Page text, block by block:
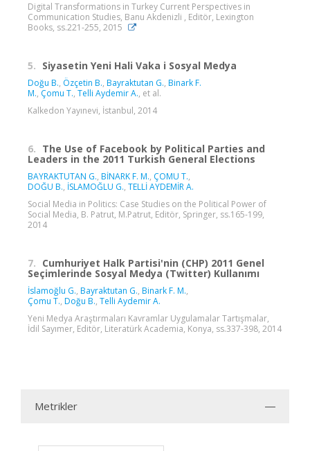
Digital Transformations in Turkey Current Perspectives in
Communication Studies, Banu Akdenizli , Editör, Lexington
Books, ss.221-255, 2015
5. Siyasetin Yeni Hali Vaka i Sosyal Medya
Doğu B., Özçetin B., Bayraktutan G., Binark F.
M., Çomu T., Telli Aydemir A., et al.
Kalkedon Yayınevi, İstanbul, 2014
6. The Use of Facebook by Political Parties and
Leaders in the 2011 Turkish General Elections
BAYRAKTUTAN G., BİNARK F. M., ÇOMU T.,
DOĞU B., İSLAMOĞLU G., TELLİ AYDEMİR A.
Social Media in Politics: Case Studies on the Political Power of
Social Media, B. Patrut, M.Patrut, Editör, Springer, ss.165-199,
2014
7. Cumhuriyet Halk Partisi'nin (CHP) 2011 Genel
Seçimlerinde Sosyal Medya (Twitter) Kullanımı
İslamoğlu G., Bayraktutan G., Binark F. M.,
Çomu T., Doğu B., Telli Aydemir A.
Yeni Medya Araştırmaları Kavramlar Uygulamalar Tartışmalar,
İdil Sayımer, Editör, Literatürk Academia, Konya, ss.337-398, 2014
Metrikler